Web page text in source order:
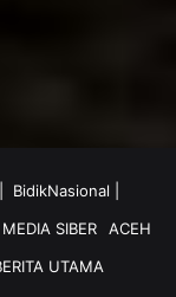
BidikNasional
SIBER
ACEH
UTAMA